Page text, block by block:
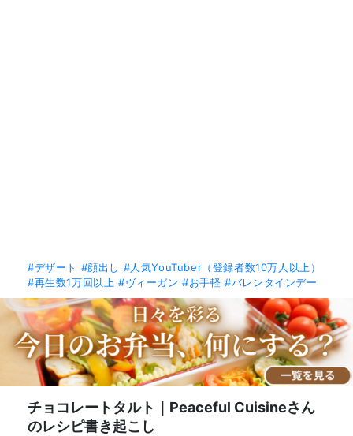
#デザート #顔出し #人気YouTuber（登録者数10万人以上）
#再生数1万回以上 #ヴィーガン #お手軽 #バレンタインデー
チョコレートタルト｜Peaceful Cuisineさん
のレシピ書き起こし